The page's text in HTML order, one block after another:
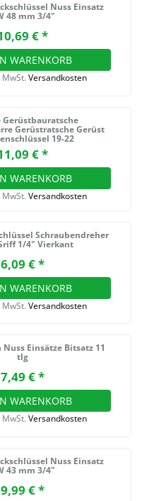
Nuss Einsatz
48 mm 3/4"
€ *
WARENKORB
Versandkosten
Gerüstbauratsche
Gerüstratsche Gerüst
19-22
€ *
WARENKORB
Versandkosten
Schraubendreher
1/4" Vierkant
6,09 € *
WARENKORB
Versandkosten
Einsätze Bitsatz 11
tlg
7,49 € *
WARENKORB
Versandkosten
Nuss Einsatz
43 mm 3/4"
9,99 € *